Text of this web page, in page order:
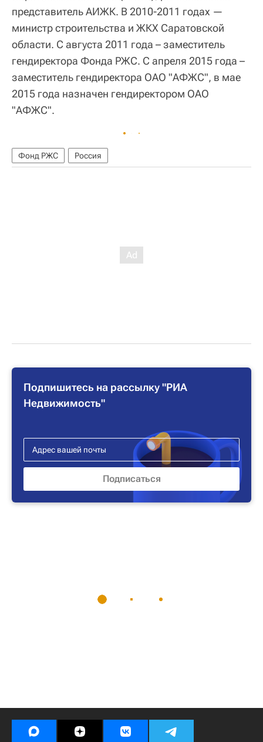
представитель АИЖК. В 2010-2011 годах —
министр строительства и ЖКХ Саратовской
области. С августа 2011 года – заместитель
гендиректора Фонда РЖС. С апреля 2015 года –
заместитель гендиректора ОАО "АФЖС", в мае
2015 года назначен гендиректором ОАО
"АФЖС".
Фонд РЖС Россия
Подпишитесь на рассылку "РИА
Недвижимость"